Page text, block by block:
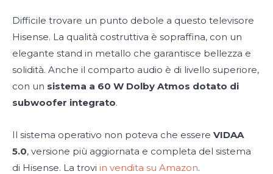
Difficile trovare un punto debole a questo televisore
Hisense. La qualità costruttiva è sopraffina, con un
elegante stand in metallo che garantisce bellezza e
solidità. Anche il comparto audio è di livello superiore,
con un sistema a 60 W Dolby Atmos dotato di
subwoofer integrato.
Il sistema operativo non poteva che essere VIDAA
5.0, versione più aggiornata e completa del sistema
di Hisense. La trovi in vendita su Amazon.